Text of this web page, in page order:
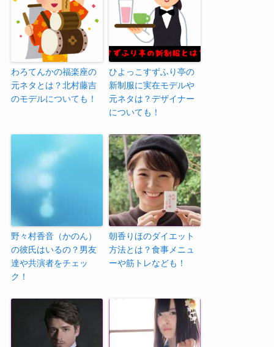
わろてんかの福楽座の
元ネタとは？北村藤吉
のモデルについても！
ひよっこすずふり亭の
新制服に実在モデルや
元ネタは？デザイナー
についても！
野々村香音（かのん）
の彼氏はいるの？男友
達や共演者をチェッ
ク！
朝香りほのダイエット
方法とは？食事メニュ
ーや筋トレなども！